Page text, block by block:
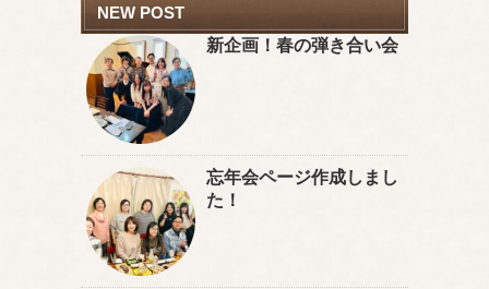
NEW POST
新企画！春の弾き合い会
忘年会ページ作成しまし
た！